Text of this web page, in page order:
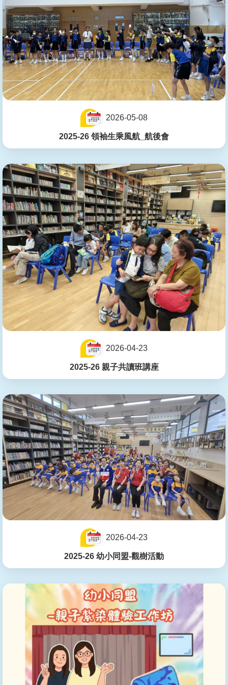
2026-05-08
2025-26 領袖生乘風航_航後會
2026-04-23
2025-26 親子共讀班講座
2026-04-23
2025-26 幼小同盟-觀樹活動